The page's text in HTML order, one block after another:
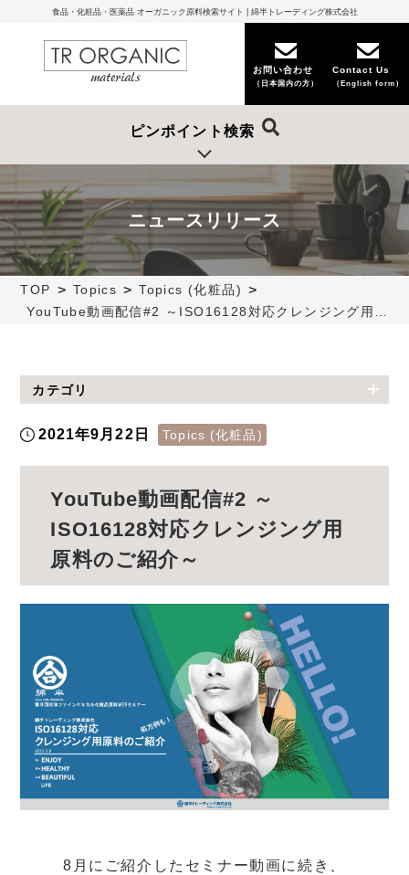
食品・化粧品・医薬品 オーガニック原料検索サイト | 綿半トレーディング株式会社
お問い合わせ
（日本国内の方）
Contact Us
（English form）
ピンポイント検索
ニュースリリース
TOP > Topics > Topics (化粧品) >
2021年9月22日 Topics (化粧品)
YouTube動画配信#2 ～
ISO16128対応クレンジング用
原料のご紹介～
8月にご紹介したセミナー動画に続き、
カテゴリ